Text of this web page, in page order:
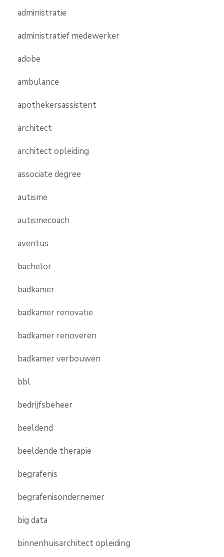
administratie
administratief medewerker
adobe
ambulance
apothekersassistent
architect
architect opleiding
associate degree
autisme
autismecoach
aventus
bachelor
badkamer
badkamer renovatie
badkamer renoveren
badkamer verbouwen
bbl
bedrijfsbeheer
beeldend
beeldende therapie
begrafenis
begrafenisondernemer
big data
binnenhuisarchitect opleiding